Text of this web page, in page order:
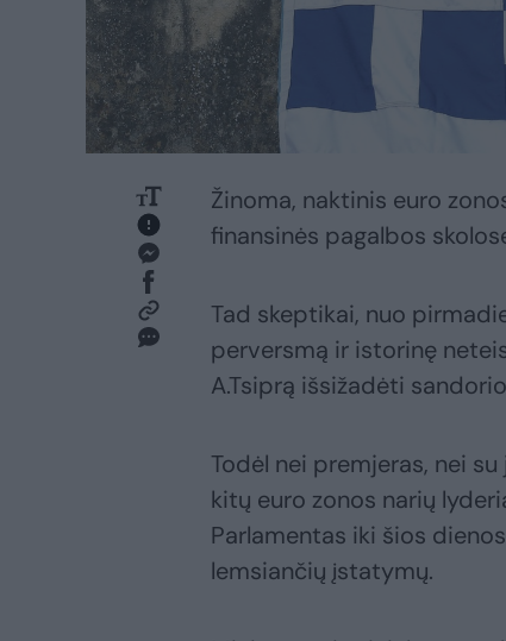
Žinoma, naktinis euro
finansinės pagalbos
Tad skeptikai, nuo
perversmą ir istorinę
A.Tsiprą išsižadėti
Todėl nei premjeras, nei
kitų euro zonos narių
Parlamentas iki šios
lemsiančių įstatymų.